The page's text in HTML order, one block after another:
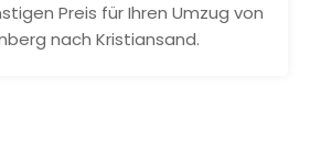
Preis für Ihren Umzug von
nach Kristiansand.